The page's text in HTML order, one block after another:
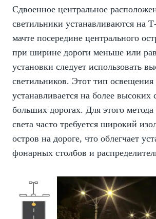
Сдвоенное центральное
светильники устанавливаются на
мачте посередине центрального
при ширине дороги меньше или
установки следует использовать
светильников. Этот тип
устанавливается на более высоких
больших дорогах. Для этого метода
света часто требуется широкий
остров на дороге, что облегчает
фонарных столбов и